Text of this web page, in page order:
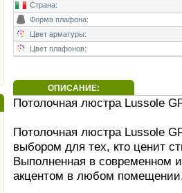
Страна:
Форма плафона:
Цвет арматуры:
Цвет плафонов:
ОПИСАНИЕ:
Потолочная люстра Lussole
Потолочная люстра Lussole
выбором для тех, кто ценит
Выполненная в современном
акцентом в любом помещении,